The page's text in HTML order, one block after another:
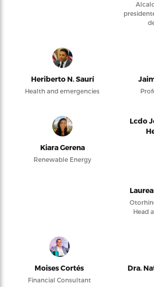
Heriberto N. Saurí
Health and emergencies
Kiara Gerena
Renewable Energy
Lcdo
Head
Moises Cortés
Financial Consultant
Dra.